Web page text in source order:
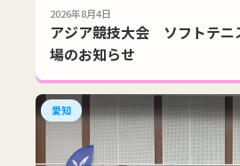
2026年8月4日
アジア競技大会 ソフトテ
場のお知らせ
愛知